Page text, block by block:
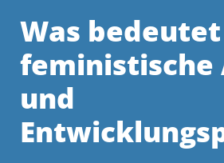
Was bedeutet
feministische
und